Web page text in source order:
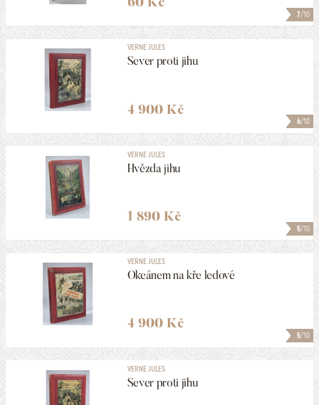
7/10
6/10
VERNE JULES
Sever proti jihu
4 900 Kč
5/10
VERNE JULES
Hvězda jihu
1 890 Kč
5/10
VERNE JULES
Okeánem na kře ledové
4 900 Kč
VERNE JULES
Sever proti jihu